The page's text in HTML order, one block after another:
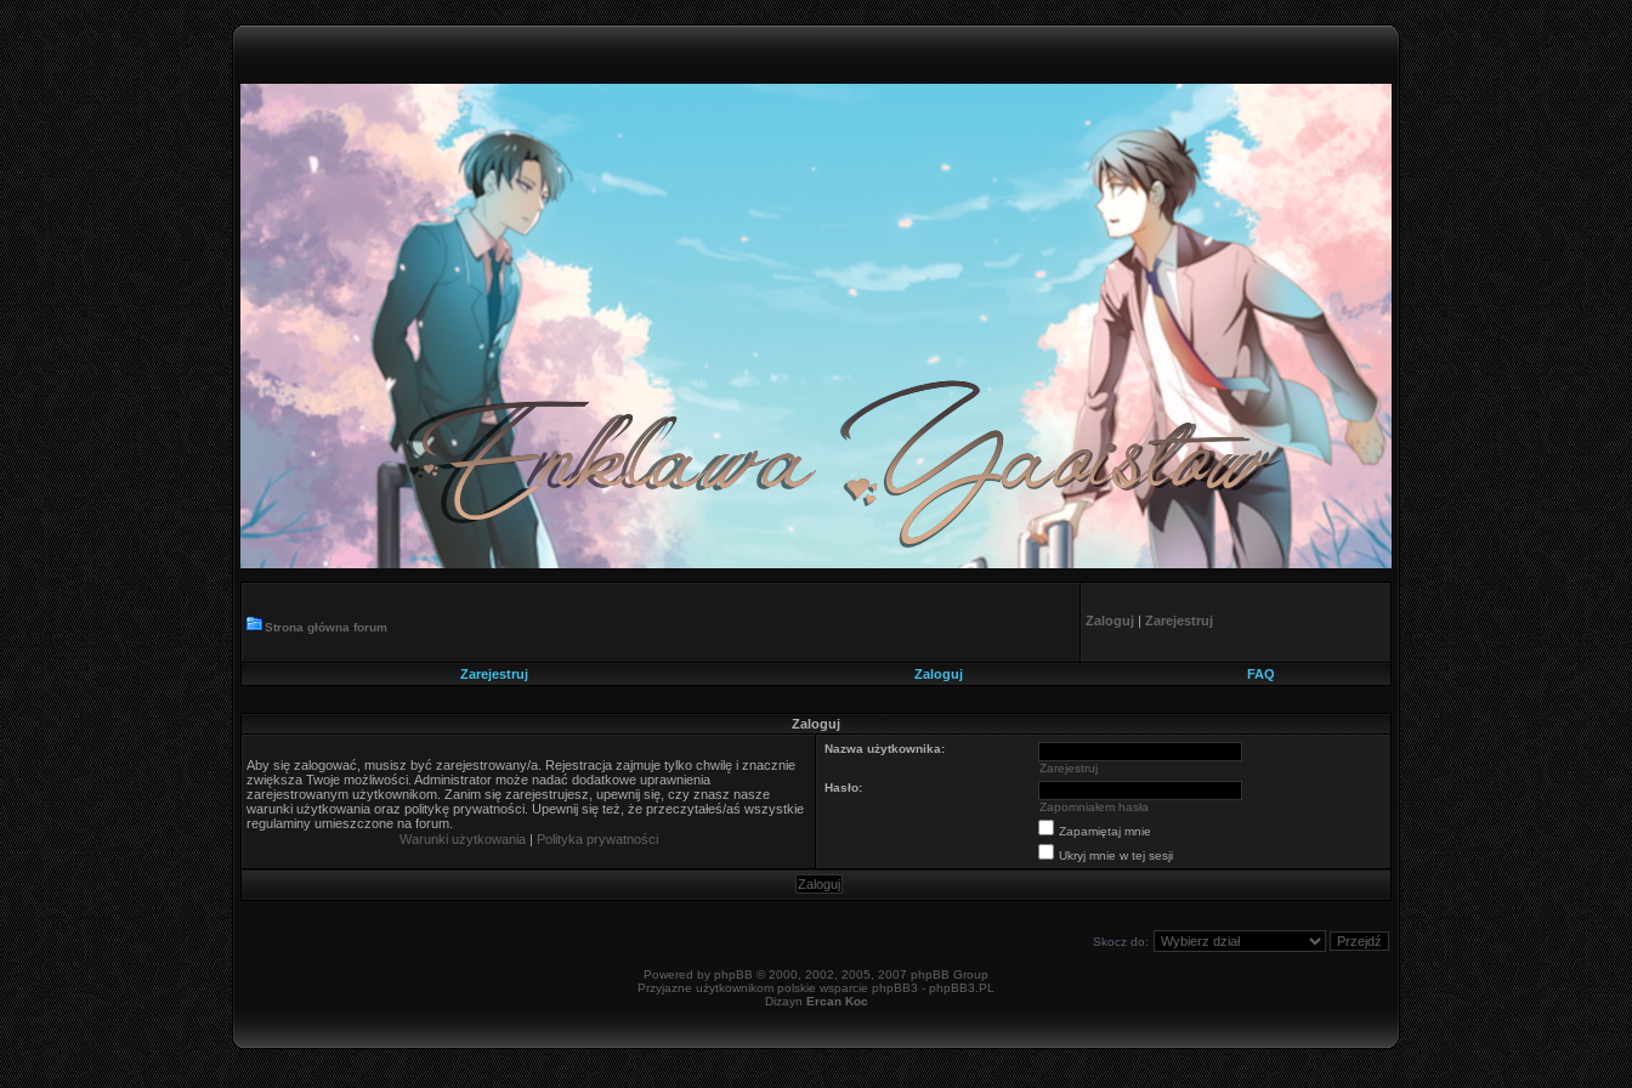
Strona główna forum Zaloguj | Zarejestruj
Zarejestruj Zaloguj FAQ
Zaloguj
Aby się zalogować, musisz być zarejestrowany/a. Rejestracja zajmuje tylko chwilę i znacznie
zwiększa Twoje możliwości. Administrator może nadać dodatkowe uprawnienia
zarejestrowanym użytkownikom. Zanim się zarejestrujesz, upewnij się, czy znasz nasze
warunki użytkowania oraz politykę prywatności. Upewnij się też, że przeczytałeś/aś wszystkie
regulaminy umieszczone na forum.
Warunki użytkowania | Polityka prywatności
Nazwa użytkownika:
Zarejestruj
Hasło:
Zapomniałem hasła
Zapamiętaj mnie
Ukryj mnie w tej sesji
Skocz do:
Powered by phpBB © 2000, 2002, 2005, 2007 phpBB Group
Przyjazne użytkownikom polskie wsparcie phpBB3 - phpBB3.PL
Dizayn Ercan Koc